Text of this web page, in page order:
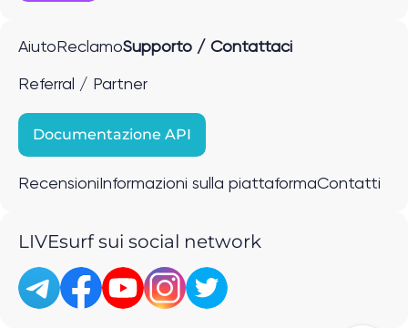
Aiuto ReclamoSupporto / Contattaci
Referral / Partner
Documentazione API
Recensioni Informazioni sulla piattaformaContatti
LIVEsurf sui social network